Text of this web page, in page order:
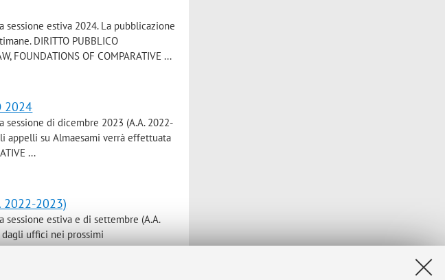
estiva 2024. La pubblicazione
DIRITTO PUBBLICO
FOUNDATIONS OF COMPARATIVE ...
2024
di dicembre 2023 (A.A. 2022-
appelli su Almaesami verrà effettuata
...
2022-2023)
estiva e di settembre (A.A.
uffici nei prossimi
GENDER ...